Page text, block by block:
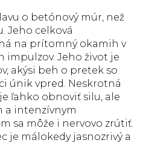
o betónový múr, než
Jeho celková
na prítomný okamih v
impulzov. Jeho život je
akýsi beh o pretek so
únik vpred. Neskrotná
ľahko obnoviť silu, ale
a intenzívnym
sa môže i nervovo zrútiť.
je málokedy jasnozrivý a